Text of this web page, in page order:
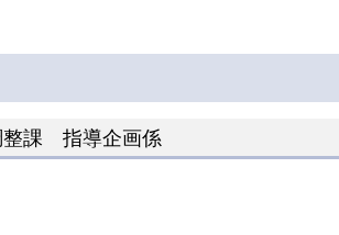
課 指導企画係